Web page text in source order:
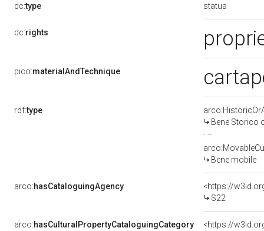
dc:type statua
dc:rights
pico:materialAndTechnique
rdf:type
Bene Storico
Bene mobile
arco:hasCataloguingAgency
<https://
S22
arco:hasCulturalPropertyCataloguingCategory
<https://